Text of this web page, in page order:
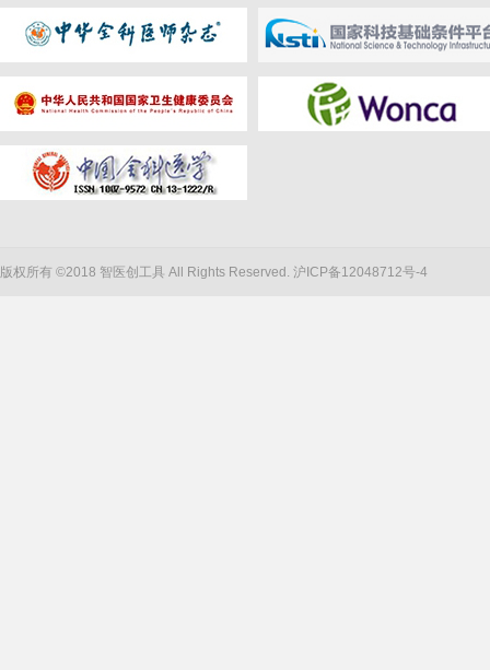
版权所有 ©2018 智医创工具 All Rights Reserved. 沪ICP备12048712号-4